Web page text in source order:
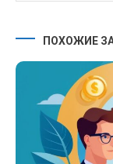
ПОХОЖИЕ